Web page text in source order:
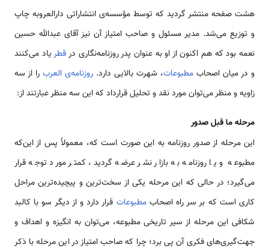
هشت صفحه منتشر گردید که توسط مؤسسه‌ی انتشاراتی دارالعروبه چاپ
و توزیع می‌شد. مدیر مسئول و صاحب امتیاز آن نیز آقای عبدالله حسین
نعمه بود که هم اکنون از او به عنوان پدر روزنامه‌نگاری درقطریاد می‌کنند
و در میان اصحاب مطبوعات، شهرت بالایی دارد. روزنامه‌ی العرب را از سه
زاویه و منظر می‌توان مورد نقد و تحلیل قرارداد که این سه منظر عبارتند از:
مرحله ما قبل صدور
این مرحله از صدور روزنامه به این صورت است كه، معمولاً پس از این‌که
مطبوعه و یا روزنامه به بازار نشر عرضه گردید، کمتر مورد توجه قرار
می‌گیرد؛ در حالی که این مرحله یکی از سخت‌ترین و پیچیده‌ترین مراحل
کاری است که بر سر راه اصحابمطبوعات قرار دارد و از دیگر سو با کالبد
‌شکافی این مرحله از سیر تاریخی مطبوعه، می‌توان به انگیزه و اهداف و
جهت‌گیری‌های فکری آن پی برد؛ چرا که صاحب امتیاز در این مرحله با ذکر